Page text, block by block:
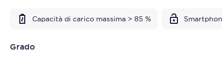
Capacità di carico massima > 85 %
Grado